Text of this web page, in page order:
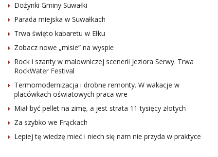
Dożynki Gminy Suwałki
Parada miejska w Suwałkach
Trwa święto kabaretu w Ełku
Zobacz nowe „misie” na wyspie
Rock i szanty w malowniczej scenerii Jeziora Serwy. Trwa
RockWater Festival
Termomodernizacja i drobne remonty. W wakacje w
placówkach oświatowych praca wre
Miał być pellet na zimę, a jest strata 11 tysięcy złotych
Za szybko we Frąckach
Lepiej tę wiedzę mieć i niech się nam nie przyda w praktyce